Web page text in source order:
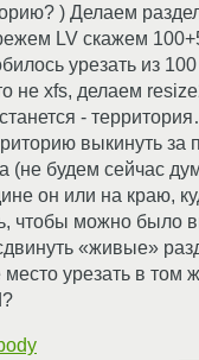
) Делаем
LV скажем
урезать из
не xfs, делаем
-
выкинуть за
(не будем сейчас
он или на краю,
чтобы можно было
«живые»
место урезать в том